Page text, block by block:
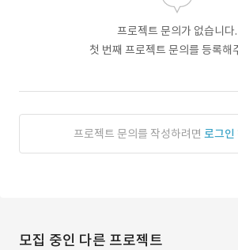
프로젝트 문의가 없습니다.
첫 번째 프로젝트 문의를 등록해
프로젝트 문의를 작성하려면 로그인
모집 중인 다른 프로젝트